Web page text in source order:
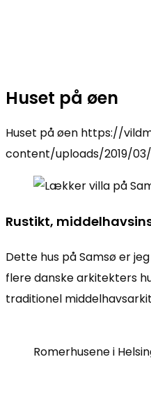
Huset på øen
Huset på øen https://
content/uploads/2019/
Rustikt,
Dette hus på Samsø er
flere danske arkitekters
traditionel
Romerhusene i